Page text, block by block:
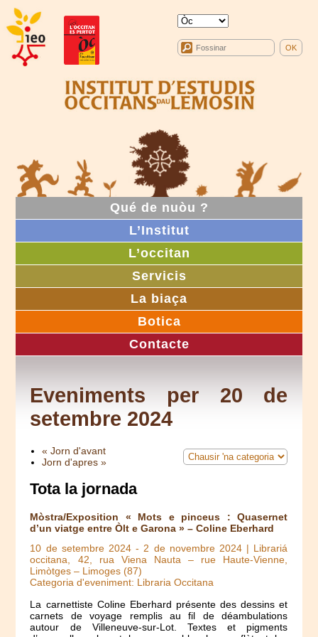
Qué de nuòu ?
L’Institut
L’occitan
Servicis
La biaça
Botica
Contacte
Eveniments per 20 de
setembre 2024
« Jorn d'avant
Jorn d'apres »
Tota la jornada
Mòstra/Exposition « Mots e pinceus : Quasernet
d’un viatge entre Òlt e Garona » – Coline Eberhard
10 de setembre 2024-2 de novembre 2024| Librariá
occitana, 42, rua Viena Nauta – rue Haute-Vienne,
Limòtges – Limoges (87)
Categoria d'eveniment: Libraria Occitana
La carnettiste Coline Eberhard présente des dessins et
carnets de voyage remplis au fil de déambulations
autour de Villeneuve-sur-Lot. Textes et pigments